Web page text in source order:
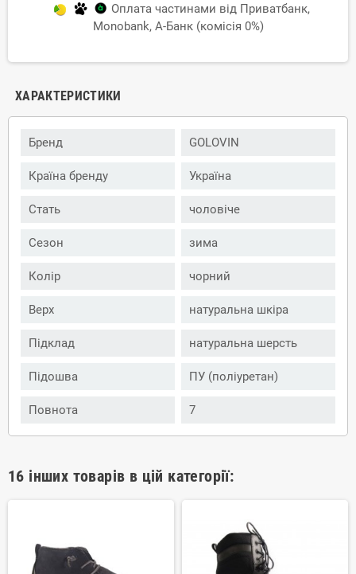
Оплата частинами від Приватбанк,
Monobank, А-Банк (комісія 0%)
ХАРАКТЕРИСТИКИ
Бренд GOLOVIN
Країна бренду Україна
Стать чоловіче
Сезон зима
Колір чорний
Верх натуральна шкіра
Підклад натуральна шерсть
Підошва ПУ (поліуретан)
Повнота 7
16 інших товарів в цій категорії: